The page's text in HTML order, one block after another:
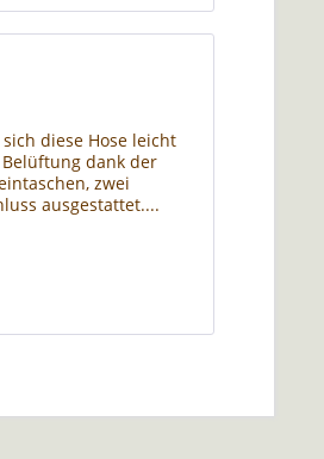
diese Hose leicht
dank der
zwei
ausgestattet....